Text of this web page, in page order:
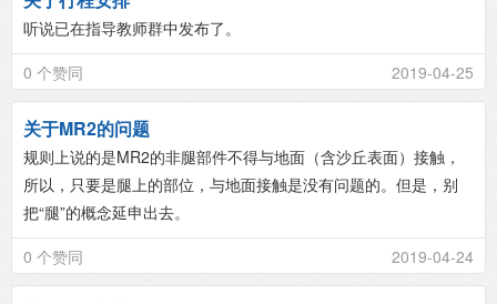
听说已在指导教师群中发布了。
0 个赞同
2019-04-25
关于MR2的问题
规则上说的是MR2的非腿部件不得与地面（含沙丘表面）接触，
所以，只要是腿上的部位，与地面接触是没有问题的。但是，别
把“腿”的概念延申出去。
0 个赞同
2019-04-24